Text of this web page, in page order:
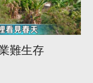
難生存